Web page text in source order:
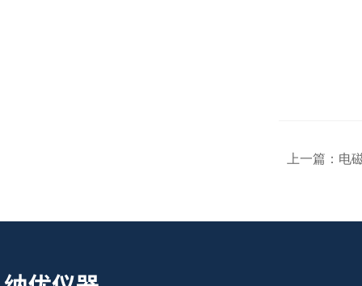
上一篇： 电